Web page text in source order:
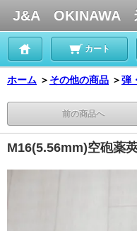
J&A OKINAWA
カート
ホーム ＞ その他の商品 ＞弾
前の商品へ
M16(5.56mm)空砲薬